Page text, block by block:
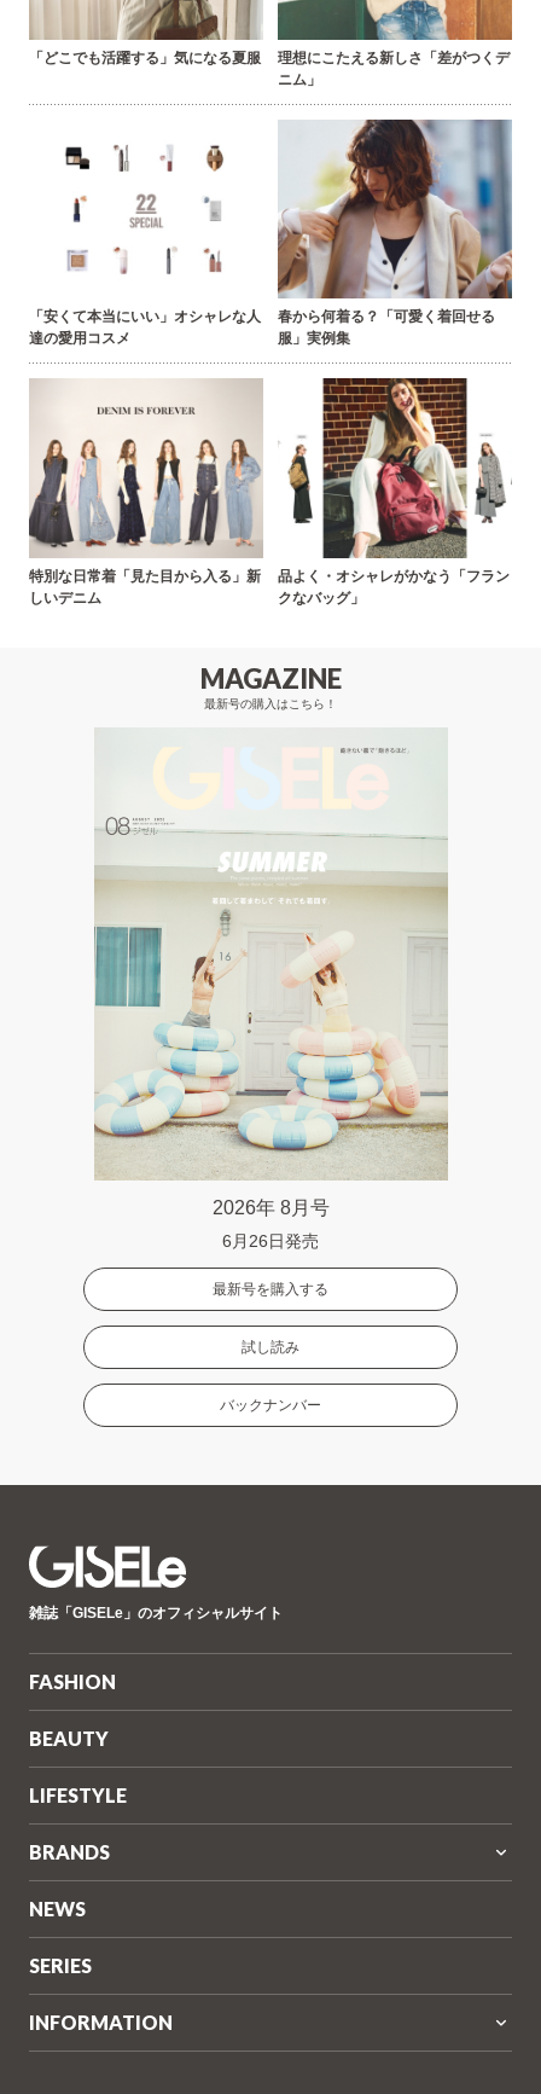
「どこでも活躍する」気になる夏服
理想にこたえる新しさ「差がつくデ
ニム」
「安くて本当にいい」オシャレな人
達の愛用コスメ
春から何着る？「可愛く着回せる
服」実例集
特別な日常着「見た目から入る」新
しいデニム
品よく・オシャレがかなう「フラン
クなバッグ」
MAGAZINE
最新号の購入はこちら！
2026年 8月号
6月26日発売
最新号を購入する
試し読み
バックナンバー
ゼ
雑誌「GISELe」のオフィシャルサイト
FASHION
BEAUTY
LIFESTYLE
BRANDS
NEWS
SERIES
INFORMATION